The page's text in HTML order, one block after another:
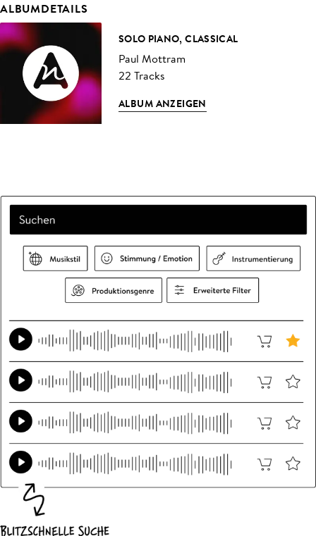
ALBUMDETAILS
SOLO PIANO, CLASSICAL
Paul Mottram
22 Tracks
ALBUM ANZEIGEN